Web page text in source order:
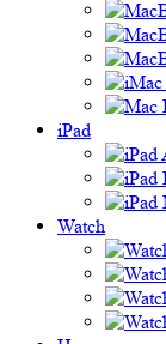
iPad
Watch